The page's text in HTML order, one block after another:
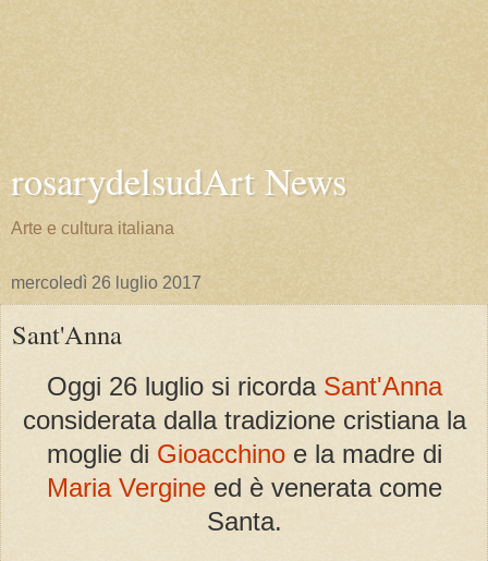
rosarydelsudArt News
Arte e cultura italiana
mercoledì 26 luglio 2017
Sant'Anna
Oggi 26 luglio si ricorda Sant'Anna
considerata dalla tradizione cristiana la
moglie di Gioacchinoe la madre di
Maria Vergineed è venerata come
Santa.